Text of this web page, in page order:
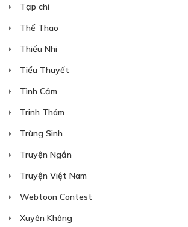
Tạp chí
Thể Thao
Thiếu Nhi
Tiểu Thuyết
Tình Cảm
Trinh Thám
Trùng Sinh
Truyện Ngắn
Truyện Việt Nam
Webtoon Contest
Xuyên Không